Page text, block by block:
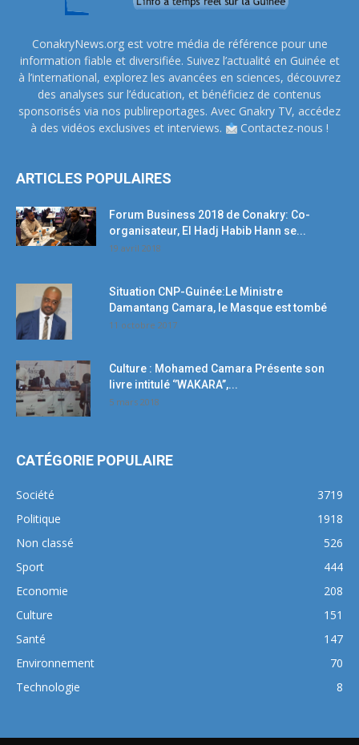
ConakryNews.org est votre média de référence pour une
information fiable et diversifiée. Suivez l’actualité en Guinée et
à l’international, explorez les avancées en sciences, découvrez
des analyses sur l’éducation, et bénéficiez de contenus
sponsorisés via nos publireportages. Avec Gnakry TV, accédez
à des vidéos exclusives et interviews.
Contactez-nous !
ARTICLES POPULAIRES
Forum Business 2018 de Conakry: Co-
organisateur, El Hadj Habib Hann se...
19 avril 2018
Situation CNP-Guinée:Le Ministre
Damantang Camara, le Masque est tombé
11 octobre 2017
Culture : Mohamed Camara Présente son
livre intitulé ‘’WAKARA’’,...
5 mars 2018
CATÉGORIE POPULAIRE
Société
3719
Politique
1918
Non classé
526
Sport
444
Economie
208
Culture
151
Santé
147
Environnement
70
Technologie
8